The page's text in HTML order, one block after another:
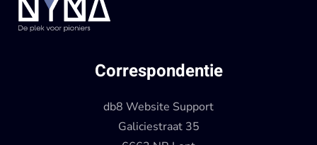
Correspondentie
db8 Website Support
Galiciestraat 35